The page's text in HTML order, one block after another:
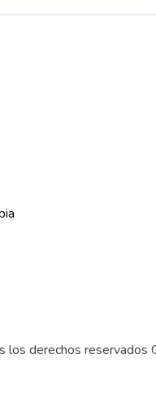
derechos reservados